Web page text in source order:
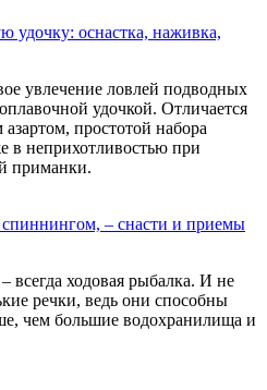
удочку: оснастка, наживка,
увлечение ловлей подводных
удочкой. Отличается
простотой набора
в неприхотливостью при
приманки.
– снасти и приемы
всегда ходовая рыбалка. И не
речки, ведь они способны
чем большие водохранилища и